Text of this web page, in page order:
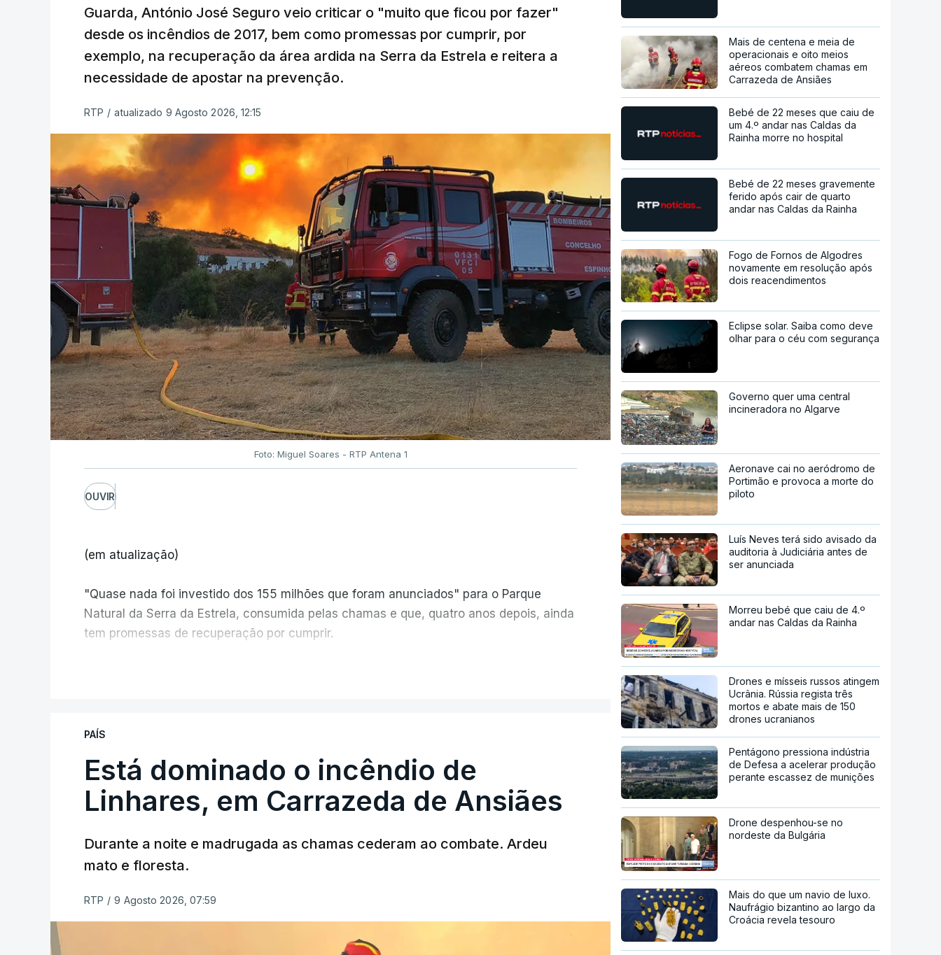
Guarda, António José Seguro veio criticar o "muito que ficou por fazer"
desde os incêndios de 2017, bem como promessas por cumprir, por
exemplo, na recuperação da área ardida na Serra da Estrela e reitera a
necessidade de apostar na prevenção.
RTP / atualizado 9 Agosto 2026, 12:15
Foto: Miguel Soares - RTP Antena 1
OUVIR
(em atualização)
"Quase nada foi investido dos 155 milhões que foram anunciados" para o Parque
Natural da Serra da Estrela, consumida pelas chamas e que, quatro anos depois, ainda
tem promessas de recuperação por cumprir.
ERRO 100
ERROR ON HTML5 MEDIA ELEMENT
PAÍS
Está dominado o incêndio de
Linhares, em Carrazeda de Ansiães
Durante a noite e madrugada as chamas cederam ao combate. Ardeu
mato e floresta.
RTP / 9 Agosto 2026, 07:59
Mais de centena e meia de
operacionais e oito meios
aéreos combatem chamas em
Carrazeda de Ansiães
Bebé de 22 meses que caiu de
um 4.º andar nas Caldas da
Rainha morre no hospital
Bebé de 22 meses gravemente
ferido após cair de quarto
andar nas Caldas da Rainha
Fogo de Fornos de Algodres
novamente em resolução após
dois reacendimentos
Eclipse solar. Saiba como deve
olhar para o céu com segurança
Governo quer uma central
incineradora no Algarve
Aeronave cai no aeródromo de
Portimão e provoca a morte do
piloto
Luís Neves terá sido avisado da
auditoria à Judiciária antes de
ser anunciada
Morreu bebé que caiu de 4.º
andar nas Caldas da Rainha
Drones e mísseis russos atingem
Ucrânia. Rússia regista três
mortos e abate mais de 150
drones ucranianos
Pentágono pressiona indústria
de Defesa a acelerar produção
perante escassez de munições
Drone despenhou-se no
nordeste da Bulgária
Mais do que um navio de luxo.
Naufrágio bizantino ao largo da
Croácia revela tesouro